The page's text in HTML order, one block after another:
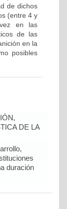
de dichos
(entre 4 y
en las
de las
en la
posibles
DE LA
duración